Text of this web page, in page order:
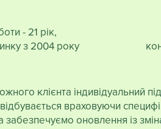
- 21 рік,
з 2004 року
клієнта індивідуальний
враховуючи
оновлення із